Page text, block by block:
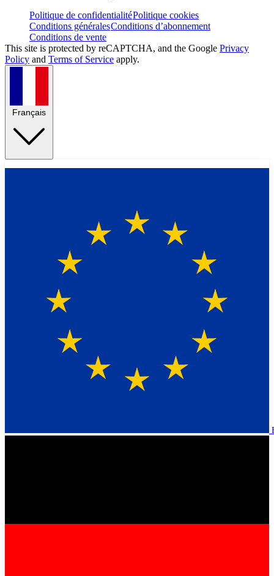
Politique de confidentialitéPolitique cookies
Conditions généralesConditions d’abonnement
Conditions de vente
This site is protected by reCAPTCHA, and the Google Privacy
Policy and Terms of Service apply.
Français